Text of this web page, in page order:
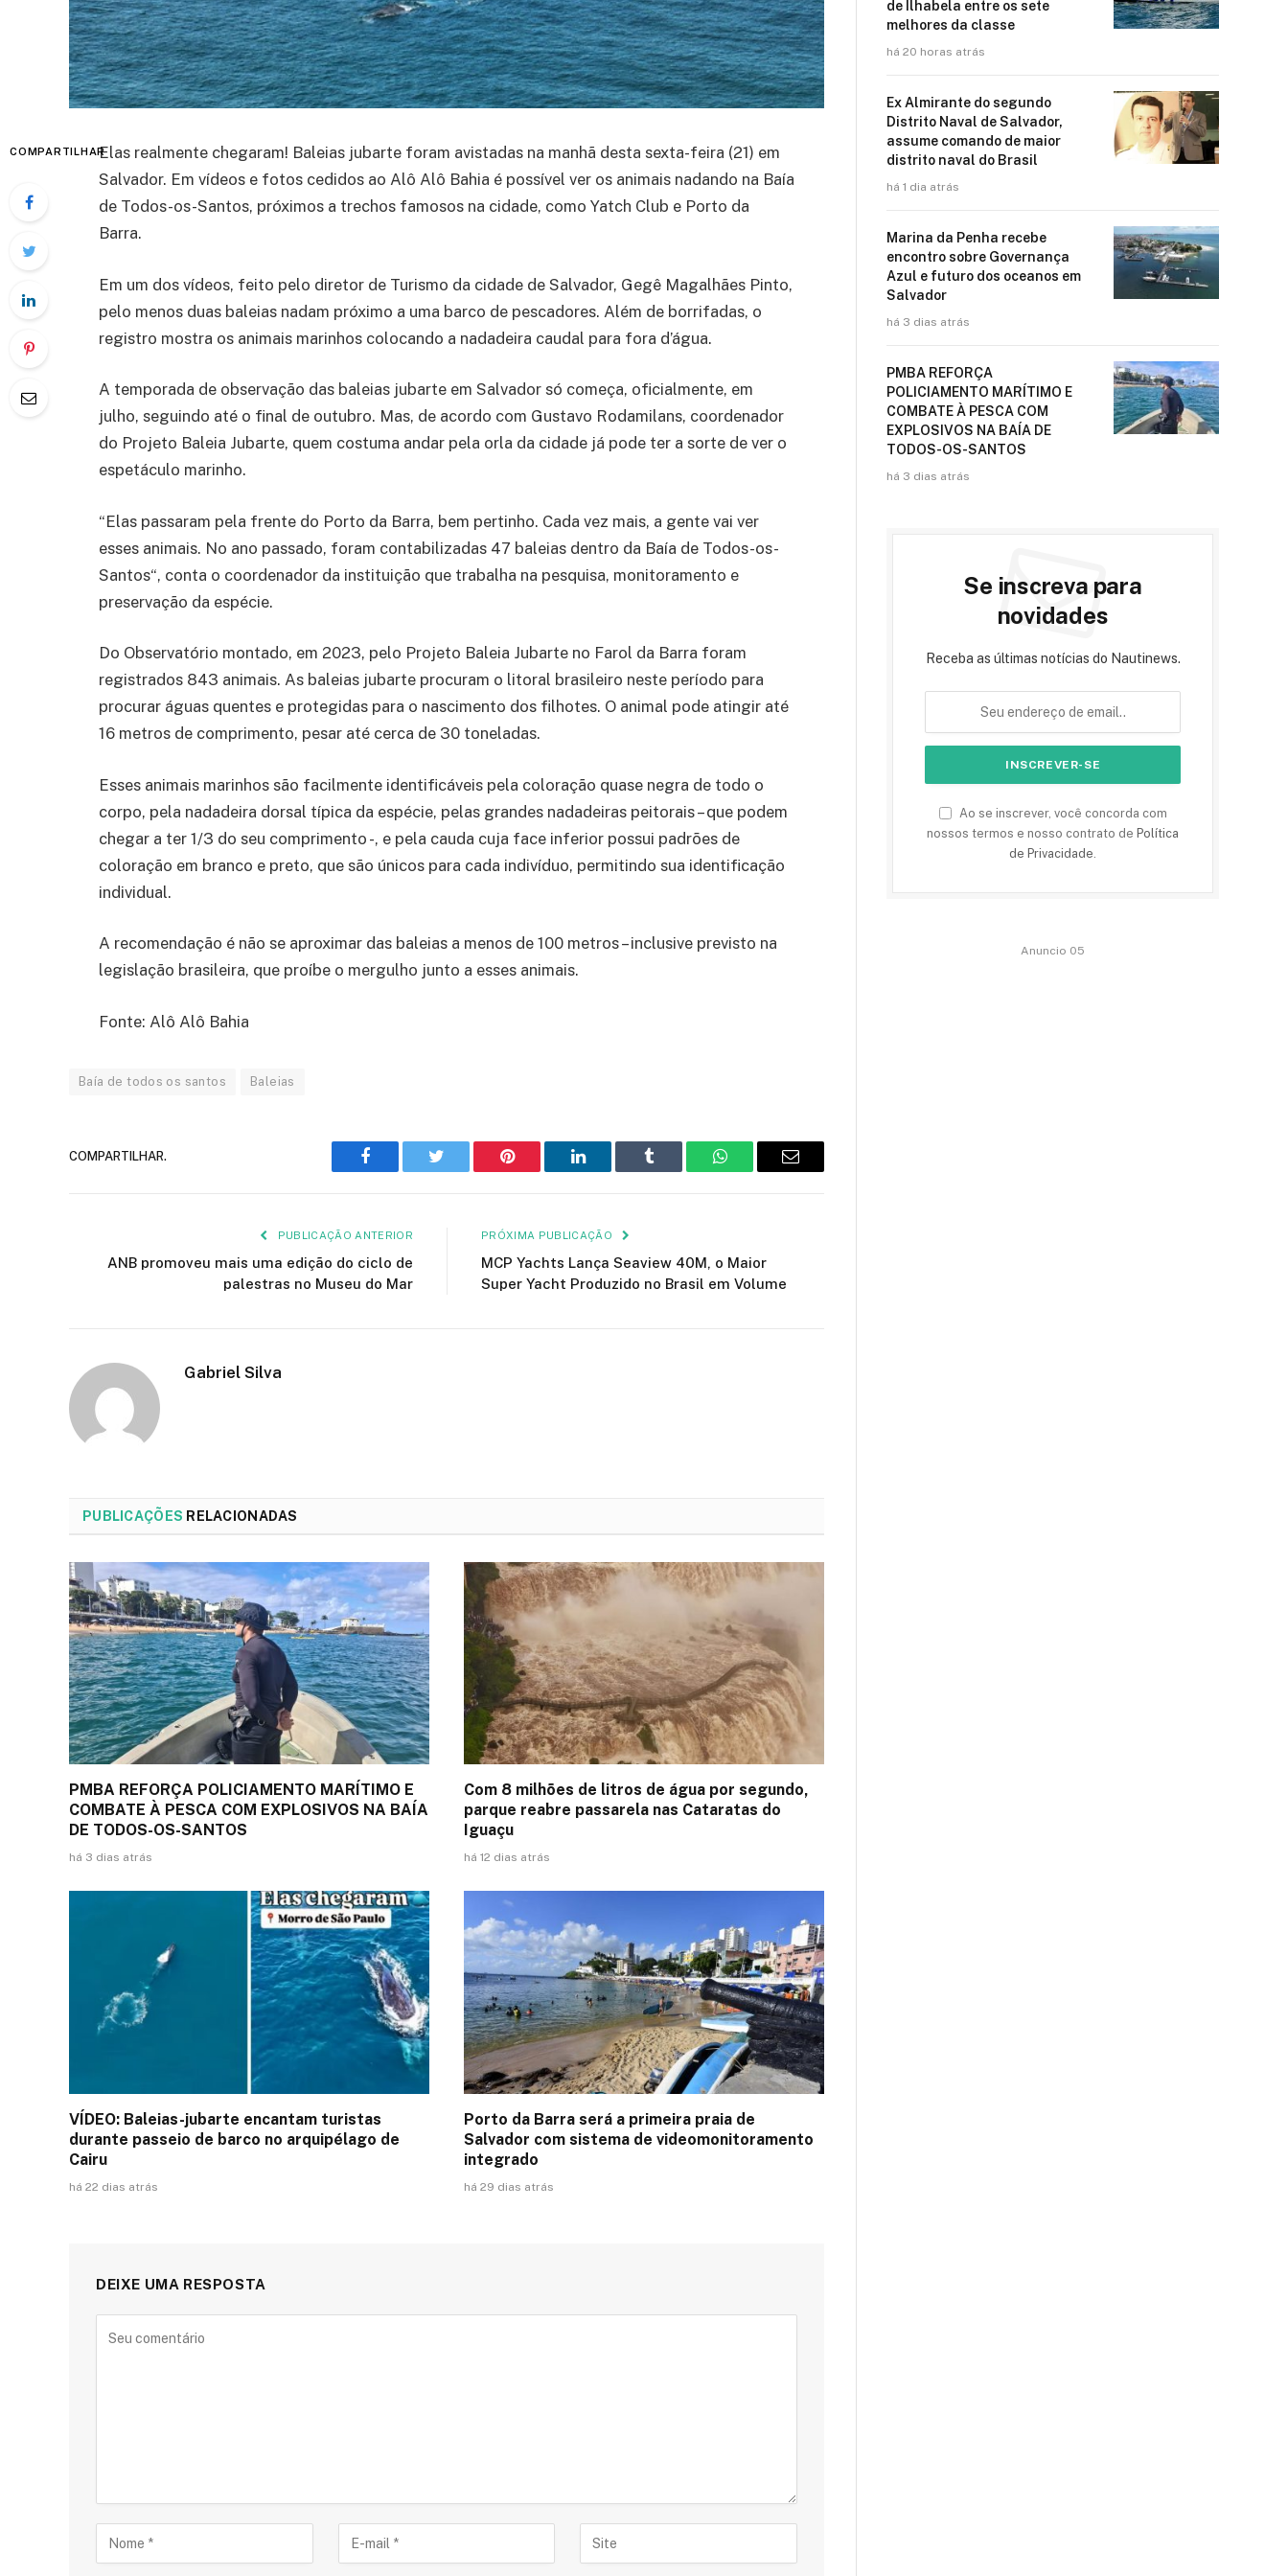
COMPARTILHARElas realmente chegaram! Baleias jubarte foram avistadas na manhã desta sexta-feira (21) em
Salvador. Em vídeos e fotos cedidos ao Alô Alô Bahia é possível ver os animais nadando na Baía
de Todos-os-Santos, próximos a trechos famosos na cidade, como Yatch Club e Porto da
Barra.
Em um dos vídeos, feito pelo diretor de Turismo da cidade de Salvador, Gegê Magalhães Pinto,
pelo menos duas baleias nadam próximo a uma barco de pescadores. Além de borrifadas, o
registro mostra os animais marinhos colocando a nadadeira caudal para fora d’água.
A temporada de observação das baleias jubarte em Salvador só começa, oficialmente, em
julho, seguindo até o final de outubro. Mas, de acordo com Gustavo Rodamilans, coordenador
do Projeto Baleia Jubarte, quem costuma andar pela orla da cidade já pode ter a sorte de ver o
espetáculo marinho.
“Elas passaram pela frente do Porto da Barra, bem pertinho. Cada vez mais, a gente vai ver
esses animais. No ano passado, foram contabilizadas 47 baleias dentro da Baía de Todos-os-
Santos“, conta o coordenador da instituição que trabalha na pesquisa, monitoramento e
preservação da espécie.
Do Observatório montado, em 2023, pelo Projeto Baleia Jubarte no Farol da Barra foram
registrados 843 animais. As baleias jubarte procuram o litoral brasileiro neste período para
procurar águas quentes e protegidas para o nascimento dos filhotes. O animal pode atingir até
16 metros de comprimento, pesar até cerca de 30 toneladas.
Esses animais marinhos são facilmente identificáveis pela coloração quase negra de todo o
corpo, pela nadadeira dorsal típica da espécie, pelas grandes nadadeiras peitorais – que podem
chegar a ter 1/3 do seu comprimento -, e pela cauda cuja face inferior possui padrões de
coloração em branco e preto, que são únicos para cada indivíduo, permitindo sua identificação
individual.
A recomendação é não se aproximar das baleias a menos de 100 metros – inclusive previsto na
legislação brasileira, que proíbe o mergulho junto a esses animais.
Fonte: Alô Alô Bahia
Baía de todos os santos Baleias
COMPARTILHAR.
Facebook Twitter Pinterest LinkedIn Tumblr WhatsAppE-
PUBLICAÇÃO ANTERIOR
ANB promoveu mais uma edição do ciclo de
palestras no Museu do Mar
PRÓXIMA PUBLICAÇÃO
MCP Yachts Lança Seaview 40M, o Maior
Super Yacht Produzido no Brasil em Volume
Gabriel Silva
PUBLICAÇÕES RELACIONADAS
PMBA REFORÇA POLICIAMENTO MARÍTIMO E
COMBATE À PESCA COM EXPLOSIVOS NA BAÍA
DE TODOS-OS-SANTOS
há 3 dias atrás
Com 8 milhões de litros de água por segundo,
parque reabre passarela nas Cataratas do
Iguaçu
há 12 dias atrás
VÍDEO: Baleias-jubarte encantam turistas
durante passeio de barco no arquipélago de
Cairu
há 22 dias atrás
Porto da Barra será a primeira praia de
Salvador com sistema de videomonitoramento
integrado
há 29 dias atrás
DEIXE UMA RESPOSTA
de Ilhabela entre os sete
melhores da classe
há 20 horas atrás
Ex Almirante do segundo
Distrito Naval de Salvador,
assume comando de maior
distrito naval do Brasil
há 1 dia atrás
Marina da Penha recebe
encontro sobre Governança
Azul e futuro dos oceanos em
Salvador
há 3 dias atrás
PMBA REFORÇA
POLICIAMENTO MARÍTIMO E
COMBATE À PESCA COM
EXPLOSIVOS NA BAÍA DE
TODOS-OS-SANTOS
há 3 dias atrás
Se inscreva para
novidades
Receba as últimas notícias do Nautinews.
Ao se inscrever, você concorda com
nossos termos e nosso contrato de Política
de Privacidade
Anuncio 05